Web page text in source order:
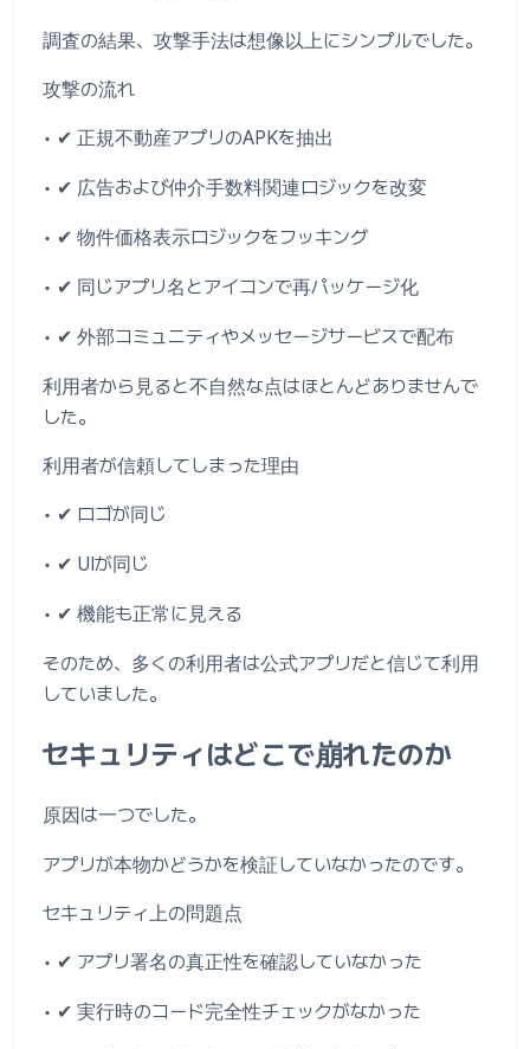
調査の結果、攻撃手法は想像以上にシンプルでした。
攻撃の流れ
• ✔ 正規不動産アプリのAPKを抽出
• ✔ 広告および仲介手数料関連ロジックを改変
• ✔ 物件価格表示ロジックをフッキング
• ✔ 同じアプリ名とアイコンで再パッケージ化
• ✔ 外部コミュニティやメッセージサービスで配布
利用者から見ると不自然な点はほとんどありませんで
した。
利用者が信頼してしまった理由
• ✔ ロゴが同じ
• ✔ UIが同じ
• ✔ 機能も正常に見える
そのため、多くの利用者は公式アプリだと信じて利用
していました。
セキュリティはどこで崩れたのか
原因は一つでした。
アプリが本物かどうかを検証していなかったのです。
セキュリティ上の問題点
• ✔ アプリ署名の真正性を確認していなかった
• ✔ 実行時のコード完全性チェックがなかった